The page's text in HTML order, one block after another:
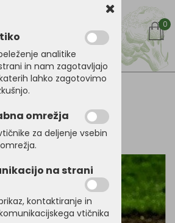
0
analitike
in nam zagotavljajo
lahko zagotovimo
omrežja
za deljenje vsebin
na strani
kontaktiranje in
vtičnika